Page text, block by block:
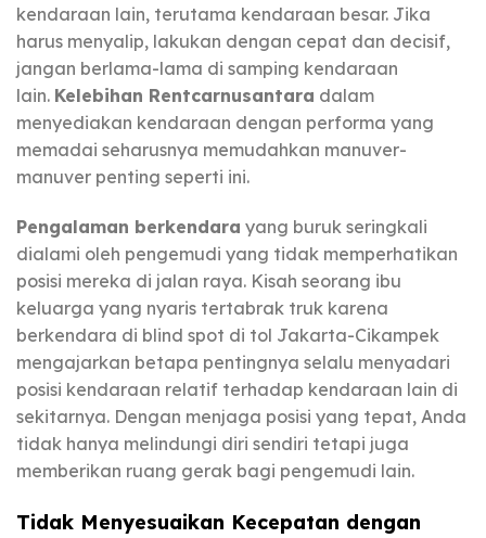
kendaraan lain, terutama kendaraan besar. Jika
harus menyalip, lakukan dengan cepat dan decisif,
jangan berlama-lama di samping kendaraan
lain. Kelebihan Rentcarnusantara dalam
menyediakan kendaraan dengan performa yang
memadai seharusnya memudahkan manuver-
manuver penting seperti ini.
Pengalaman berkendara yang buruk seringkali
dialami oleh pengemudi yang tidak memperhatikan
posisi mereka di jalan raya. Kisah seorang ibu
keluarga yang nyaris tertabrak truk karena
berkendara di blind spot di tol Jakarta-Cikampek
mengajarkan betapa pentingnya selalu menyadari
posisi kendaraan relatif terhadap kendaraan lain di
sekitarnya. Dengan menjaga posisi yang tepat, Anda
tidak hanya melindungi diri sendiri tetapi juga
memberikan ruang gerak bagi pengemudi lain.
Tidak Menyesuaikan Kecepatan dengan